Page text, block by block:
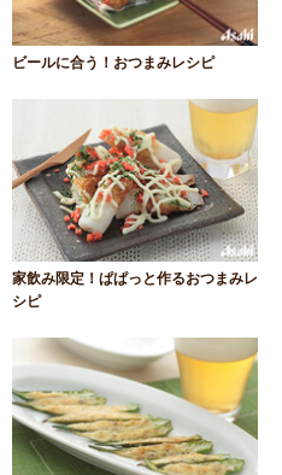
ビールに合う！おつまみレシピ
家飲み限定！ぱぱっと作るおつまみレ
シピ